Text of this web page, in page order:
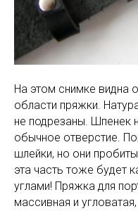
На этом снимке видна
области пряжки.
не подрезаны. Шпенек
обычное отверстие.
шлейки, но они
эта часть тоже будет
углами! Пряжка для
массивная и